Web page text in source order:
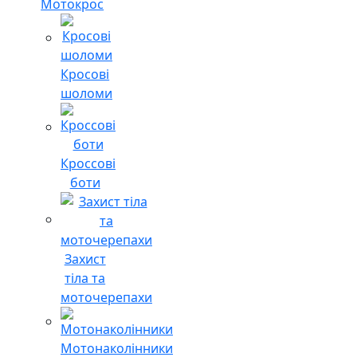
Мотокрос
Кросові
шоломи
Кроссові
боти
Захист
тіла та
моточерепахи
Мотонаколінники